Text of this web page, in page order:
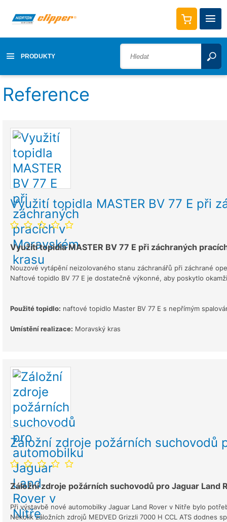
PRODUKTY
Reference
Využití topidla MASTER BV 77 E při
Využití topidla MASTER BV 77 E při záchraných
Nouzové vytápění neizolovaného stanu záchranářů při záchrané
Naftové topidlo BV 77 E je dostatečně výkonné, aby poskytlo
Použité topidlo: naftové topidlo Master BV 77 E s nepřímým
Umístění realizace: Moravský kras
Záložní zdroje požárních suchovodů
Záložní zdroje požárních suchovodů pro Jaguar Land
Při výstavbě nové automobilky Jaguar Land Rover v Nitře bylo
Několik záložních zdrojů MEDVED Grizzli 7000 H CCL ATS dodnes